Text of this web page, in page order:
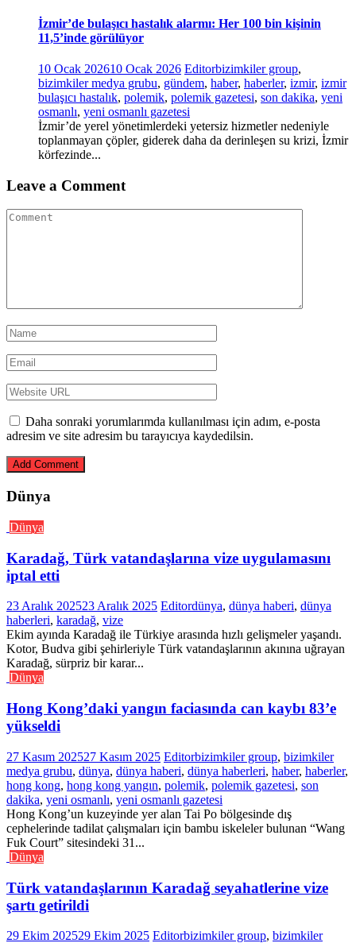
İzmir’de bulaşıcı hastalık alarmı: Her 100 bin kişinin
11,5’inde görülüyor
10 Ocak 202610 Ocak 2026 Editorbizimkiler group,
bizimkiler medya grubu, gündem, haber, haberler, izmir, izmir
bulaşıcı hastalık, polemik, polemik gazetesi, son dakika, yeni
osmanlı, yeni osmanlı gazetesi
İzmir’de yerel yönetimlerdeki yetersiz hizmetler nedeniyle
toplanmayan çöpler, giderek daha da derinleşen su krizi, İzmir
körfezinde...
Leave a Comment
Daha sonraki yorumlarımda kullanılması için adım, e-posta
adresim ve site adresim bu tarayıcıya kaydedilsin.
Dünya
Dünya
Karadağ, Türk vatandaşlarına vize uygulamasını
iptal etti
23 Aralık 202523 Aralık 2025 Editordünya, dünya haberi, dünya
haberleri, karadağ, vize
Ekim ayında Karadağ ile Türkiye arasında hızlı gelişmeler yaşandı.
Kotor, Budva gibi şehirleriyle Türk vatandaşlarının akınına uğrayan
Karadağ, sürpriz bir karar...
Dünya
Hong Kong’daki yangın faciasında can kaybı 83’e
yükseldi
27 Kasım 202527 Kasım 2025 Editorbizimkiler group, bizimkiler
medya grubu, dünya, dünya haberi, dünya haberleri, haber, haberler,
hong kong, hong kong yangın, polemik, polemik gazetesi, son
dakika, yeni osmanlı, yeni osmanlı gazetesi
Hong Kong’un kuzeyinde yer alan Tai Po bölgesinde dış
cephelerinde tadilat çalışmaları için bambu iskeleler bulunan “Wang
Fuk Court” sitesindeki 31...
Dünya
Türk vatandaşlarının Karadağ seyahatlerine vize
şartı getirildi
29 Ekim 202529 Ekim 2025 Editorbizimkiler group, bizimkiler